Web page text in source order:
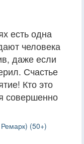
есть одна
человека
даже если
Счастье
Кто это
совершенно
(50+)